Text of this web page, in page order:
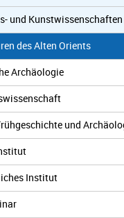
und Kunstwissenschaften
des Alten Orients
Archäologie
und
Institut